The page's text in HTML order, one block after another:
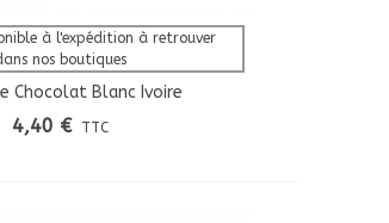
Plusà l'expédition à retrouver
nos boutiques
Chocolat Blanc Ivoire
4,40 € TTC